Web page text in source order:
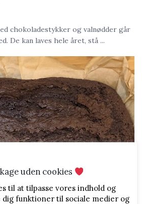
chokoladestykker og valnødder går
De kan laves hele året, stå ...
uden cookies
til at tilpasse vores indhold og
dig funktioner til sociale medier og